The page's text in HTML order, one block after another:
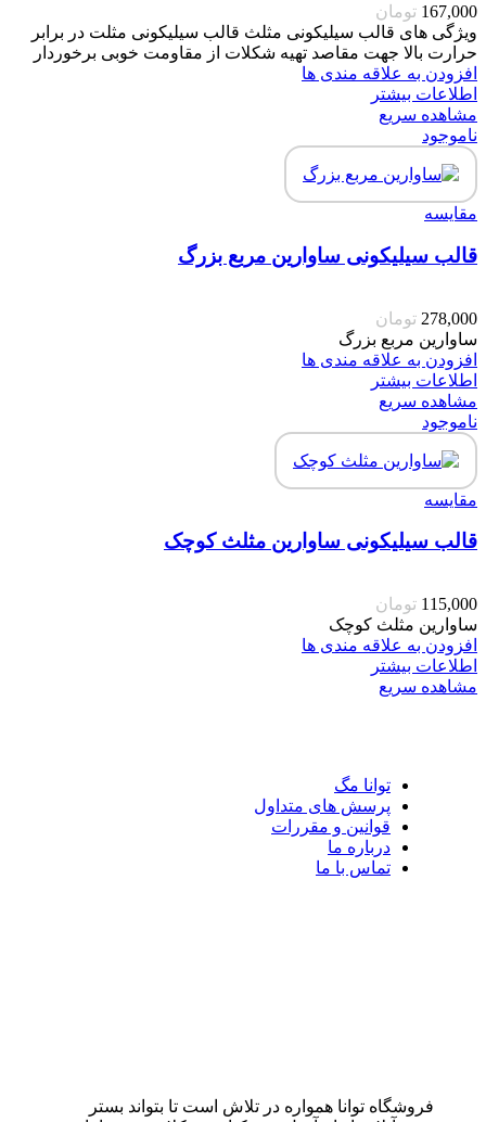
167,000 تومان
ویژگی های قالب سیلیکونی مثلث قالب سیلیکونی مثلت در برابر
حرارت بالا جهت مقاصد تهیه شکلات از مقاومت خوبی برخوردار
افزودن به علاقه مندی ها
اطلاعات بیشتر
مشاهده سریع
ناموجود
مقایسه
قالب سیلیکونی ساوارین مربع بزرگ
278,000 تومان
ساوارین مربع بزرگ
افزودن به علاقه مندی ها
اطلاعات بیشتر
مشاهده سریع
ناموجود
مقایسه
قالب سیلیکونی ساوارین مثلث کوچک
115,000 تومان
ساوارین مثلث کوچک
افزودن به علاقه مندی ها
اطلاعات بیشتر
مشاهده سریع
توانا مگ
پرسش های متداول
قوانین و مقررات
درباره ما
تماس با ما
فروشگاه توانا همواره در تلاش است تا بتواند بستر